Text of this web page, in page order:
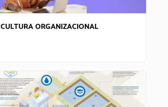
CULTURA ORGANIZACIONAL